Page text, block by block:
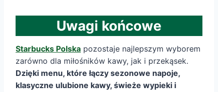
Uwagi końcowe
Starbucks Polska pozostaje najlepszym wyborem
zarówno dla miłośników kawy, jak i przekąsek.
Dzięki menu, które łączy sezonowe napoje,
klasyczne ulubione kawy, świeże wypieki i